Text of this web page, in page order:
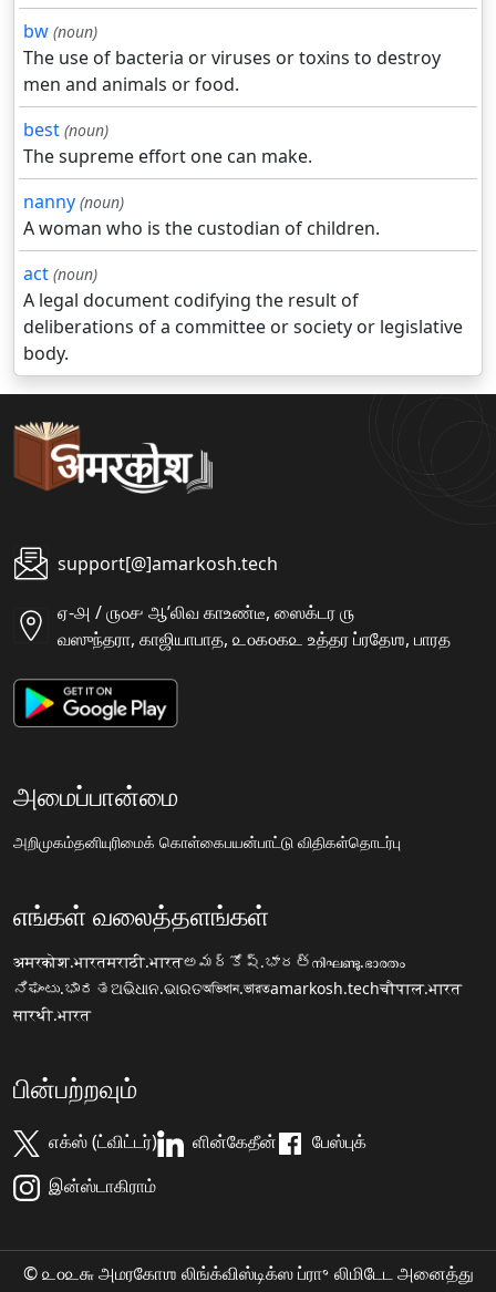
bw (noun)
The use of bacteria or viruses or toxins to destroy
men and animals or food.
best (noun)
The supreme effort one can make.
nanny (noun)
A woman who is the custodian of children.
act (noun)
A legal document codifying the result of
deliberations of a committee or society or legislative
body.
support[@]amarkosh.tech
ஏ-௮ / ௫௦௪ ஆʼலிவ காஉண்டீ, ஸைக்டர ௫
வஸுந்தரா, காஜியாபாத, ௨௦௧௦௧௨ உத்தர ப்ரதேஶ, பாரத
அமைப்பான்மை
அறிமுகம்தனியுரிமைக் கொள்கைபயன்பாட்டு விதிகள்தொடர்பு
எங்கள் வலைத்தளங்கள்
अमरकोश.भारतमराठी.भारतఅమర్కోష్.భారత్നിഘണ്ടു.ഭാരതം
ನಿಘಂಟು.ಭಾರತଅଭିଧାନ.ଭାରତঅভিধান.ভারতamarkosh.techचौपाल.भारत
सारथी.भारत
பின்பற்றவும்
எக்ஸ் (ட்விட்டர்) ளின்கேதீன்
பேஸ்புக்
இன்ஸ்டாகிராம்
© ௨௦௨௬ அமரகோஶ லிங்க்விஸ்டிக்ஸ ப்ரா॰ லிமிடேட அனைத்து